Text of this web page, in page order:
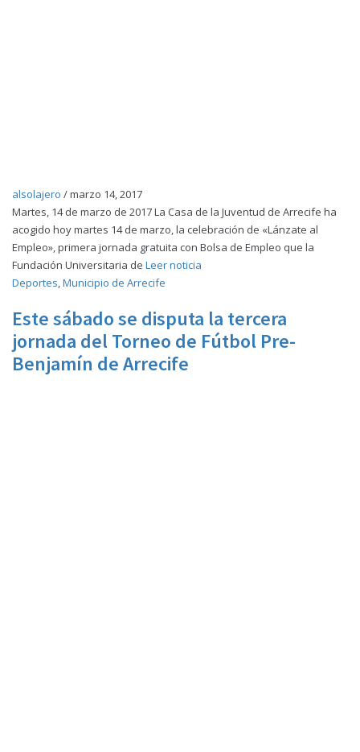
alsolajero /marzo 14, 2017
Martes, 14 de marzo de 2017 La Casa de la Juventud de Arrecife ha
acogido hoy martes 14 de marzo, la celebración de «Lánzate al
Empleo», primera jornada gratuita con Bolsa de Empleo que la
Fundación Universitaria de Leer noticia
Deportes,Municipio de Arrecife
Este sábado se disputa la tercera
jornada del Torneo de Fútbol Pre-
Benjamín de Arrecife